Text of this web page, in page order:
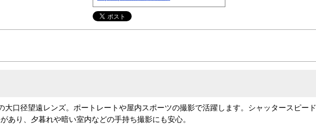
大口径望遠レンズ。ポートレートや屋内スポーツの撮影で活躍します。シャッタースピード
あり、夕暮れや暗い室内などの手持ち撮影にも安心。